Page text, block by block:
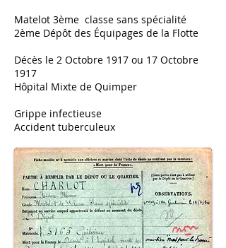
Matelot 3ème classe sans spécialité
2ème Dépôt des Équipages de la Flotte
Décès le 2 Octobre 1917 ou 17 Octobre
1917
Hôpital Mixte de Quimper
Grippe infectieuse
Accident tuberculeux